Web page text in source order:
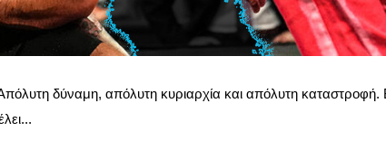
δύναμη, απόλυτη κυριαρχία και απόλυτη καταστροφή.